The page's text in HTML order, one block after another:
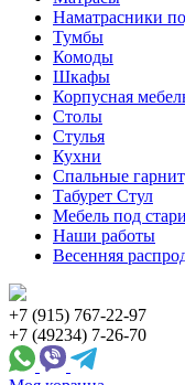
Наматрасники
Тумбы
Комоды
Шкафы
Корпусная
Столы
Стулья
Кухни
Спальные
Табурет Стул
Мебель под
Наши работы
Весенняя
+7 (915) 767-22-97
+7 (49234) 7-26-70